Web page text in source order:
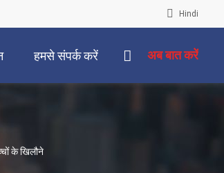
Hindi
हमसे संपर्क करें अब बात करें
के खिलौने